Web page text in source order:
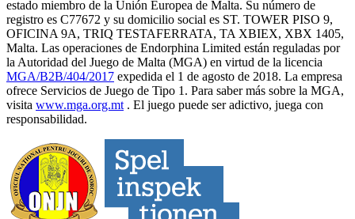
estado miembro de la Unión Europea de Malta. Su número de
registro es C77672 y su domicilio social es ST. TOWER PISO 9,
OFICINA 9A, TRIQ TESTAFERRATA, TA XBIEX, XBX 1405,
Malta. Las operaciones de Endorphina Limited están reguladas por
la Autoridad del Juego de Malta (MGA) en virtud de la licencia
MGA/B2B/404/2017 expedida el 1 de agosto de 2018. La empresa
ofrece Servicios de Juego de Tipo 1. Para saber más sobre la MGA,
visita www.mga.org.mt . El juego puede ser adictivo, juega con
responsabilidad.